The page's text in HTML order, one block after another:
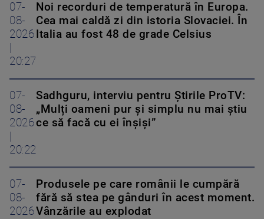
07-
08-
2026
20:27
Noi recorduri de temperatură în Europa.
Cea mai caldă zi din istoria Slovaciei. În
Italia au fost 48 de grade Celsius
07-
08-
2026
20:22
Sadhguru, interviu pentru Știrile ProTV:
„Mulți oameni pur și simplu nu mai știu
ce să facă cu ei înșiși”
07-
08-
2026
Produsele pe care românii le cumpără
fără să stea pe gânduri în acest moment.
Vânzările au explodat